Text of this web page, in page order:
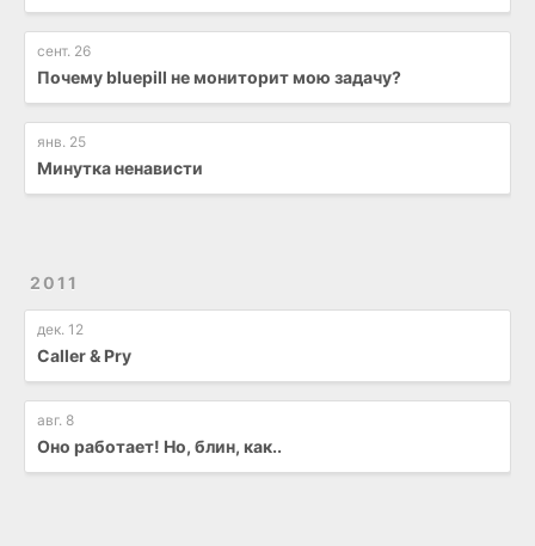
сент. 26
Почему bluepill не мониторит мою задачу?
янв. 25
Минутка ненависти
2011
дек. 12
Caller & Pry
авг. 8
Оно работает! Но, блин, как..